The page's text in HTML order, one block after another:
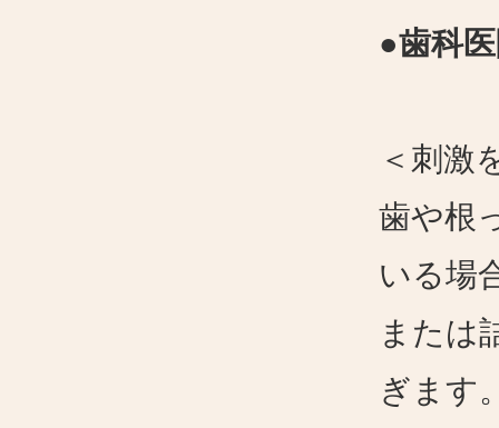
●歯科
＜刺激
歯や根
いる場
または
ぎます